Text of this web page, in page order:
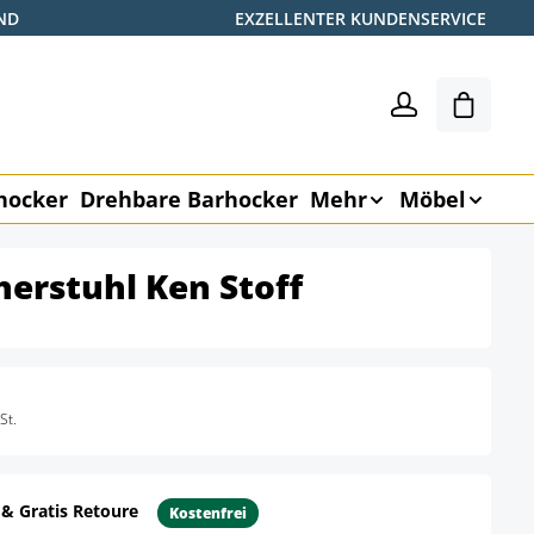
EXZELLENTER KUNDENSERVICE
Drehbare Barhocker Mehr Möbel
Ken Stoff
Gratis Retoure Kostenfrei